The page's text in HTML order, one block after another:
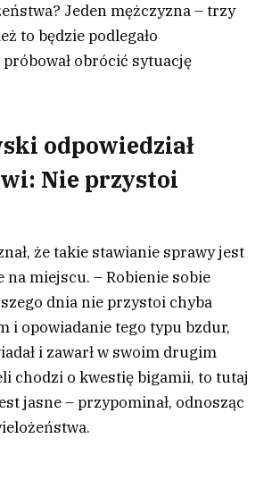
Jeden mężczyzna – trzy
to będzie podlegało
obrócić sytuację
odpowiedział
Nie przystoi
że takie stawianie sprawy jest
na miejscu. – Robienie sobie
dnia nie przystoi chyba
i opowiadanie tego typu bzdur,
i zawarł w swoim drugim
chodzi o kwestię bigamii, to tutaj
jasne – przypominał, odnosząc